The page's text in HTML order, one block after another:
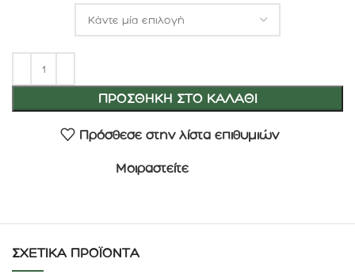
ΠΡΟΣΘΉΚΗ ΣΤΟ ΚΑΛΆΘΙ
Πρόσθεσε στην λίστα επιθυμιών
Μοιραστείτε
ΣΧΕΤΙΚΆ ΠΡΟΪΌΝΤΑ